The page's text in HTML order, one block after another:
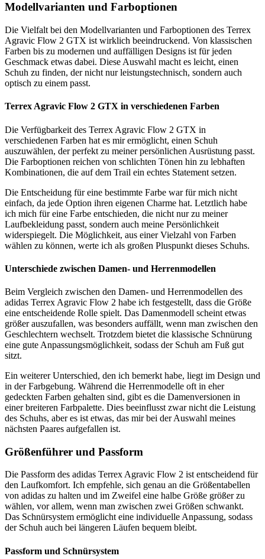
Modellvarianten und Farboptionen
Die Vielfalt bei den Modellvarianten und Farboptionen des Terrex
Agravic Flow 2 GTX ist wirklich beeindruckend. Von klassischen
Farben bis zu modernen und auffälligen Designs ist für jeden
Geschmack etwas dabei. Diese Auswahl macht es leicht, einen
Schuh zu finden, der nicht nur leistungstechnisch, sondern auch
optisch zu einem passt.
Terrex Agravic Flow 2 GTX in verschiedenen Farben
Die Verfügbarkeit des Terrex Agravic Flow 2 GTX in
verschiedenen Farben hat es mir ermöglicht, einen Schuh
auszuwählen, der perfekt zu meiner persönlichen Ausrüstung passt.
Die Farboptionen reichen von schlichten Tönen hin zu lebhaften
Kombinationen, die auf dem Trail ein echtes Statement setzen.
Die Entscheidung für eine bestimmte Farbe war für mich nicht
einfach, da jede Option ihren eigenen Charme hat. Letztlich habe
ich mich für eine Farbe entschieden, die nicht nur zu meiner
Laufbekleidung passt, sondern auch meine Persönlichkeit
widerspiegelt. Die Möglichkeit, aus einer Vielzahl von Farben
wählen zu können, werte ich als großen Pluspunkt dieses Schuhs.
Unterschiede zwischen Damen- und Herrenmodellen
Beim Vergleich zwischen den Damen- und Herrenmodellen des
adidas Terrex Agravic Flow 2 habe ich festgestellt, dass die Größe
eine entscheidende Rolle spielt. Das Damenmodell scheint etwas
größer auszufallen, was besonders auffällt, wenn man zwischen den
Geschlechtern wechselt. Trotzdem bietet die klassische Schnürung
eine gute Anpassungsmöglichkeit, sodass der Schuh am Fuß gut
sitzt.
Ein weiterer Unterschied, den ich bemerkt habe, liegt im Design und
in der Farbgebung. Während die Herrenmodelle oft in eher
gedeckten Farben gehalten sind, gibt es die Damenversionen in
einer breiteren Farbpalette. Dies beeinflusst zwar nicht die Leistung
des Schuhs, aber es ist etwas, das mir bei der Auswahl meines
nächsten Paares aufgefallen ist.
Größenführer und Passform
Die Passform des adidas Terrex Agravic Flow 2 ist entscheidend für
den Laufkomfort. Ich empfehle, sich genau an die Größentabellen
von adidas zu halten und im Zweifel eine halbe Größe größer zu
wählen, vor allem, wenn man zwischen zwei Größen schwankt.
Das Schnürsystem ermöglicht eine individuelle Anpassung, sodass
der Schuh auch bei längeren Läufen bequem bleibt.
Passform und Schnürsystem